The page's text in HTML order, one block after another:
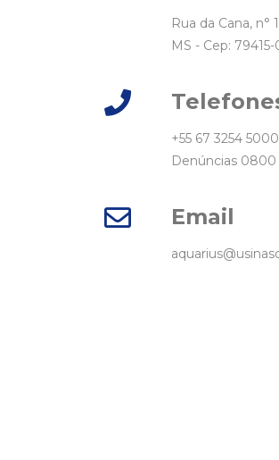
Rua da Cana, n°
MS - Cep:
+55 67 3254 5000
Denúncias 0800
Email